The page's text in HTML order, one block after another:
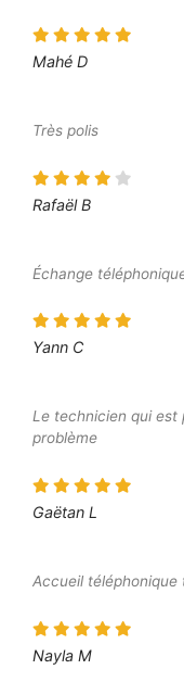
Mahé D
Très polis
Rafaël B
Échange
Yann C
Le technicien qui est
problème
Gaëtan L
Accueil téléphonique
Nayla M